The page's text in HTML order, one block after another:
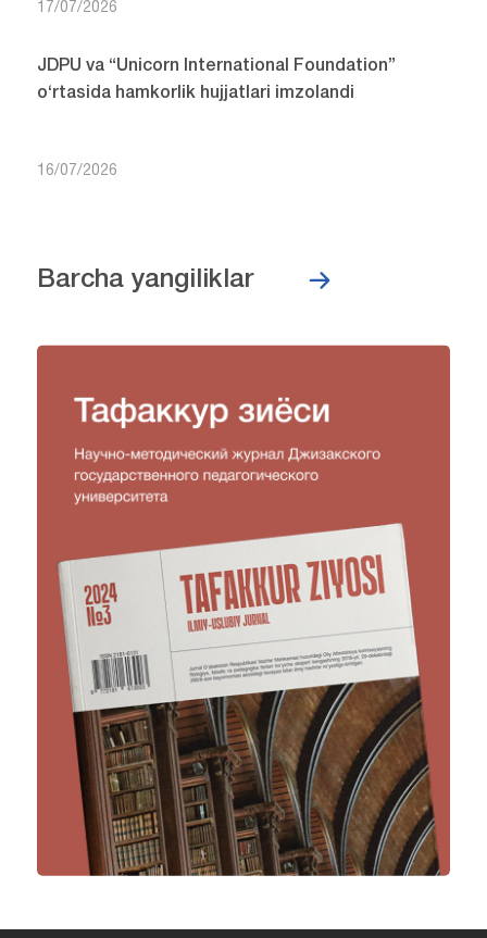
17/07/2026
JDPU va “Unicorn International Foundation”
o‘rtasida hamkorlik hujjatlari imzolandi
16/07/2026
Barcha yangiliklar